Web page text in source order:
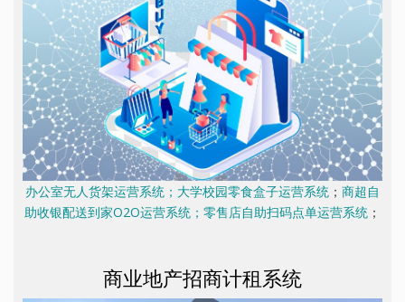
办公室无人货架运营系统；大学校园零食盒子运营系统 ； 商超自
助收银配送到家O2O运营系统；零售店自助扫码点单运营系统 ；
商业地产招商计租系统